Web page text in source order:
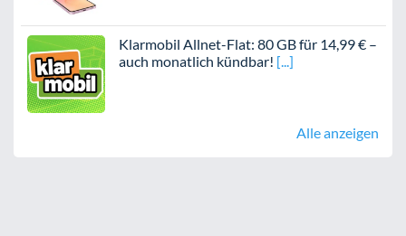
Klarmobil Allnet-Flat: 80 GB für 14,99 € –
auch monatlich kündbar!
Alle anzeigen